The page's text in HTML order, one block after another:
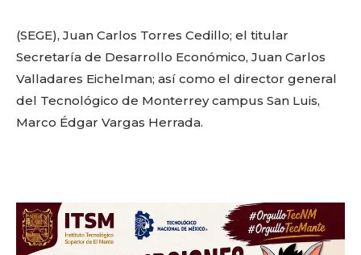
SUBSCRIBE
(SEGE), Juan Carlos Torres Cedillo; el titular
Secretaría de Desarrollo Económico, Juan Carlos
Valladares Eichelman; así como el director general
del Tecnológico de Monterrey campus San Luis,
Marco Édgar Vargas Herrada.